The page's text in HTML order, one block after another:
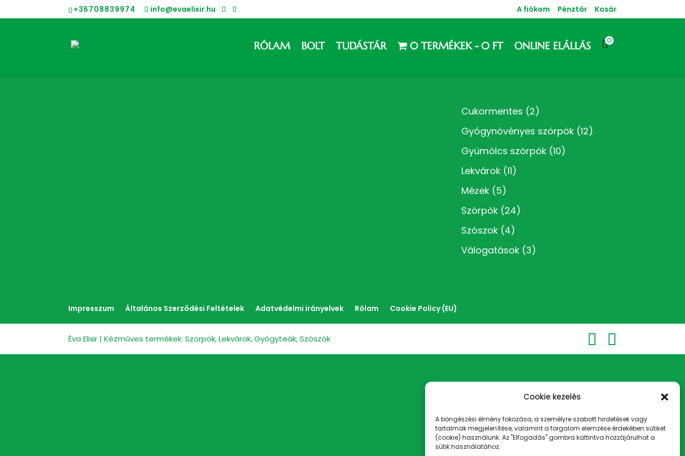
Cookie kezelés
A böngészési élmény fokozása, a személyre szabott hirdetések vagy
tartalmak megjelenítése, valamint a forgalom elemzése érdekében sütiket
(cookie) használunk. Az "Elfogadás" gombra kattintva hozzájárulhat a
sütik használatához.
+36708839974 info@evaelixir.hu A fiókom Pénztár Kosár
RÓLAM BOLT TUDÁSTÁR 0 TERMÉKEK 0 FT ONLINE ELÁLLÁS 0
Cukormentes (2)
Gyógynövényes szörpök (12)
Gyümölcs szörpök (10)
Lekvárok (11)
Mézek (5)
Szörpök (24)
Szószok (4)
Válogatások (3)
Impresszum Általános Szerződési Feltételek Adatvédelmi irányelvek Rólam Cookie Policy (EU)
Éva Elixir | Kézműves termékek: Szörpök, Lekvárok, Gyógyteák, Szószók